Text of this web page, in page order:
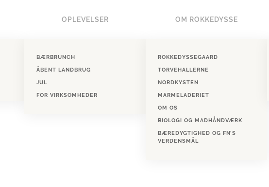
OPLEVELSER
BÆRBRUNCH
ÅBENT LANDBRUG
JUL
FOR VIRKSOMHEDER
OM ROKKEDYSSE
ROKKEDYSSEGAARD
TORVEHALLERNE
NORDKYSTEN
MARMELADERIET
OM OS
BIOLOGI OG MADHÅNDVÆRK
BÆREDYGTIGHED OG FN’S
VERDENSMÅL